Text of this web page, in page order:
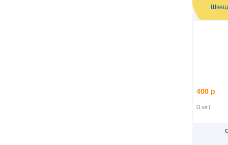
400 р
(1 шт.)